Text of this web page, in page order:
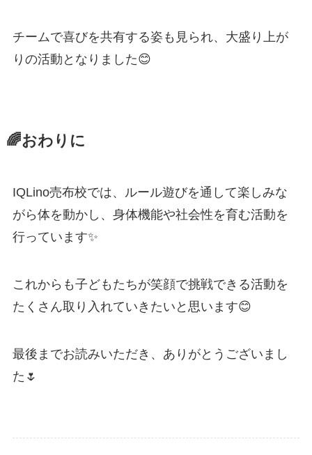
チームで喜びを共有する姿も見られ、大盛り上が
りの活動となりました😊
🌈おわりに
IQLino売布校では、ルール遊びを通して楽しみな
がら体を動かし、身体機能や社会性を育む活動を
行っています✨
これからも子どもたちが笑顔で挑戦できる活動を
たくさん取り入れていきたいと思います😊
最後までお読みいただき、ありがとうございまし
た🌷